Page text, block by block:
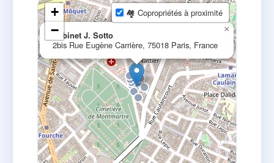
Cabinet J. Sotto
2bis Rue Eugène Carrière, 75018 Paris, France
×
+
−
🏘 Copropriétés à proximité